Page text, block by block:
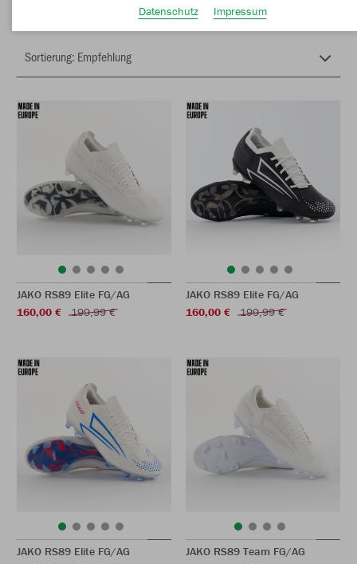
JAKO RS89 Elite FG/AG
160,00 €
199,99 €
JAKO RS89 Elite FG/AG
160,00 €
199,99 €
JAKO RS89 Elite FG/AG
JAKO RS89 Team FG/AG
Datenschutz
Impressum